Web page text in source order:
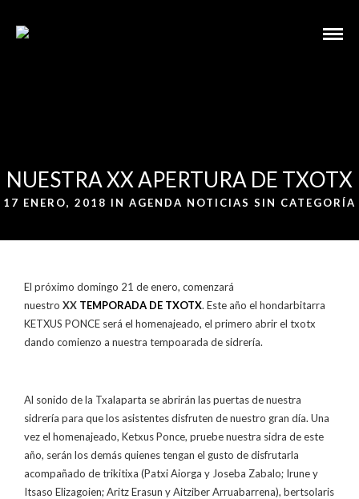
NUESTRA XX APERTURA DE TXOTX
17 ENERO, 2018 IN AGENDA NOTICIAS SIN CATEGORÍA
El próximo domingo 21 de enero, comenzará
nuestro XX TEMPORADA DE TXOTX. Este año el hondarbitarra
KETXUS PONCE será el homenajeado, el primero abrir el txotx
dando comienzo a nuestra tempoarada de sidrería.
Al sonido de la Txalaparta se abrirán las puertas de nuestra
sidrería para que los asistentes disfruten de nuestro gran día. Una
vez el homenajeado, Ketxus Ponce, pruebe nuestra sidra de este
año, serán los demás quienes tengan el gusto de disfrutarla
acompañado de trikitixa (Patxi Aiorga y Joseba Zabalo; Irune y
Itsaso Elizagoien; Aritz Erasun y Aitziber Arruabarrena), bertsolaris